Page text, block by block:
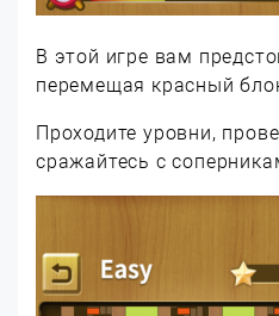
В этой игре вам
перемещая красный
Проходите уровни,
сражайтесь с